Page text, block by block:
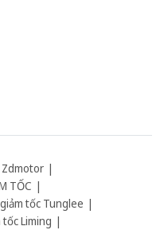
TỐC
tốc Tunglee
Liming